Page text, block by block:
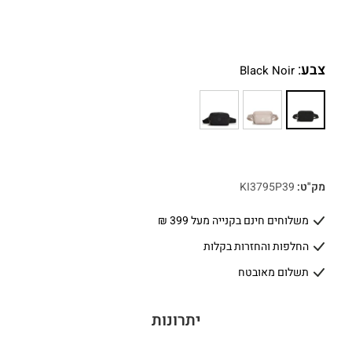
צבע:
Black Noir
מק"ט: KI3795P39
משלוחים חינם בקנייה מעל 399 ₪
החלפות והחזרות בקלות
תשלום מאובטח
יתרונות